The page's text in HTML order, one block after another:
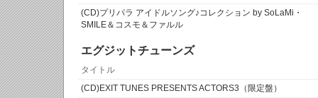
(CD)プリパラ アイドルソング♪コレクション by SoLaMi・
SMILE＆コスモ＆ファルル
エグジットチューンズ
タイトル
(CD)EXIT TUNES PRESENTS ACTORS3（限定盤）